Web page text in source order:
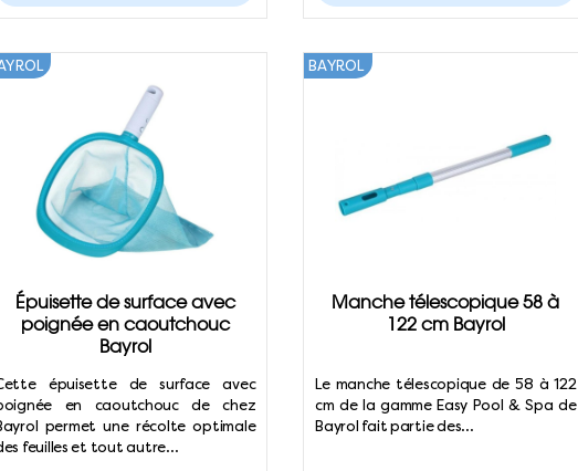
Épuisette de surface avec
poignée en caoutchouc
Bayrol
épuisette de surface avec
en caoutchouc de chez
permet une récolte optimale
feuilles et tout autre…
Manche télescopique 58 à
122 cm Bayrol
BAYROL
Le manche télescopique de 58 à 122
cm de la gamme Easy Pool & Spa de
Bayrol fait partie des…